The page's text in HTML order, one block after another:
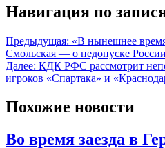
Навигация по
Предыдущая: «В нынешнее
Смольская — о недопуске
Далее: КДК РФС рассмотрит
игроков «Спартака» и
Похожие новости
Во время заезда в